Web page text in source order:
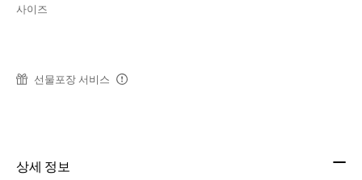
사이즈
선물포장 서비스
상세 정보